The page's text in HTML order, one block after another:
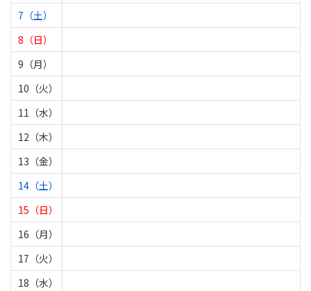
7（土）
8（日）
9（月）
10（火）
11（水）
12（木）
13（金）
14（土）
15（日）
16（月）
17（火）
18（水）